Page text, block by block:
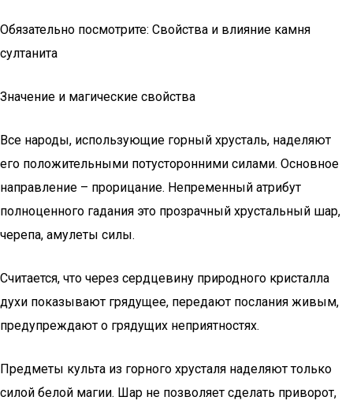
Обязательно посмотрите: Свойства и влияние камня
султанита
Значение и магические свойства
Все народы, использующие горный хрусталь, наделяют
его положительными потусторонними силами. Основное
направление – прорицание. Непременный атрибут
полноценного гадания это прозрачный хрустальный шар,
черепа, амулеты силы.
Считается, что через сердцевину природного кристалла
духи показывают грядущее, передают послания живым,
предупреждают о грядущих неприятностях.
Предметы культа из горного хрусталя наделяют только
силой белой магии. Шар не позволяет сделать приворот,